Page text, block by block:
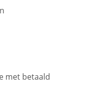
met betaald